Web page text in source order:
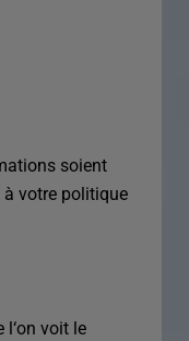
soient
votre politique
l‘on voit le